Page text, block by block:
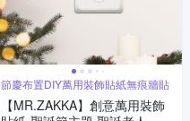
節慶布置DIY萬用裝飾貼紙無痕牆貼
【MR.ZAKKA】創意萬用裝飾